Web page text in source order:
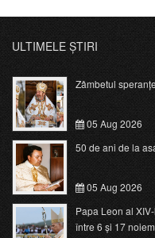
ULTIMELE ȘTIRI
Zâmbetul
05 Aug 2026
50 de ani de la
05 Aug 2026
Papa Leon al
între 6 și 17